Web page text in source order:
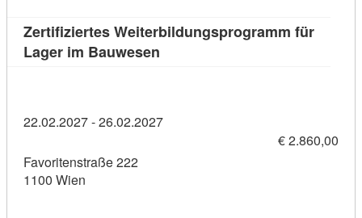
Zertifiziertes Weiterbildungsprogramm für
Lager im Bauwesen
22.02.2027 - 26.02.2027
€ 2.860,00
Favoritenstraße 222
1100 Wien